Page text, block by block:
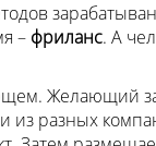
– фриланс. А
Желающий
из разных